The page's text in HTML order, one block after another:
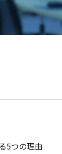
5つの理由